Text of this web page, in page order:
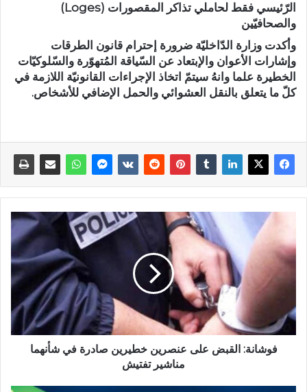
الرّئيسي فقط لحاملي تذاكر المقصورات (Loges)
والصحافيّين
وأكدت وزارة الدّاخليّة ضرورة إحترام قانون الطرقات
وإشارات الأعوان والإبتعاد عن السّياقة المُتهوّرة والسّلوكيّات
الخطيرة علما وانهُ سيتمّ اتخاذ الإجراءات القانونيّة اللازمة في
كلّ ما يتعلق بالنقل العشوائي والحمل الإضافي للأشخاص.
فوشانة: القبض على عنصرين خطيرين صادرة في شأنهما
مناشير تفتيش